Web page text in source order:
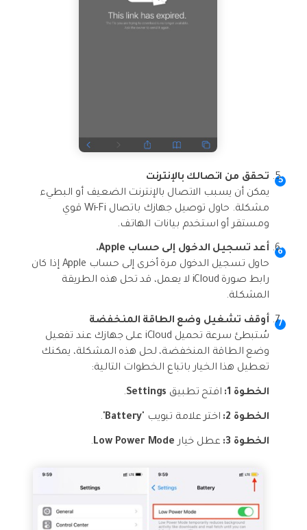
تحقق من اتصالك بالإنترنت
يمكن أن يسبب الاتصال بالإنترنت الضعيف أو البطيء
مشكلة. حاول توصيل جهازك باتصال Wi-Fi قوي
ومستقر أو استخدم بيانات الهاتف.
أعد تسجيل الدخول إلى حساب Apple.
حاول تسجيل الدخول مرة أخرى إلى حساب Apple إذا كان
رابط صورة iCloud لا يعمل، قد تحل هذه الطريقة
المشكلة.
أوقف تشغيل وضع الطاقة المنخفضة
سُتبطئ سرعة تحميل iCloud على جهازك عند تفعيل
وضع الطاقة المنخفضة، لحل هذه المشكلة، يمكنك
تعطيل هذا الخيار باتباع الخطوات التالية:
الخطوة 1: افتح تطبيق Settings
.
الخطوة 2: اختر علامة تبويب " Battery
".
الخطوة 3: عطل خيار Low Power Mode
.